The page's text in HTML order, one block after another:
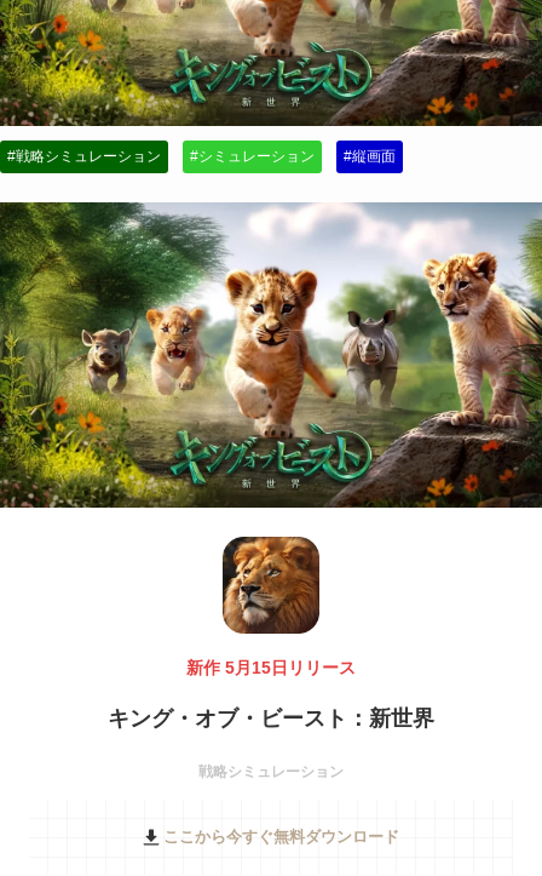
#戦略シミュレーション #シミュレーション #縦画面
新作 5月15日リリース
キング・オブ・ビースト：新世界
戦略シミュレーション
ここから今すぐ無料ダウンロード